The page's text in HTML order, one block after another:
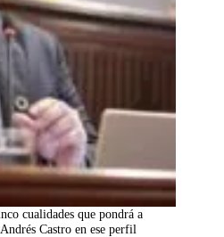
cualidades que pondrá a
Castro en ese perfil